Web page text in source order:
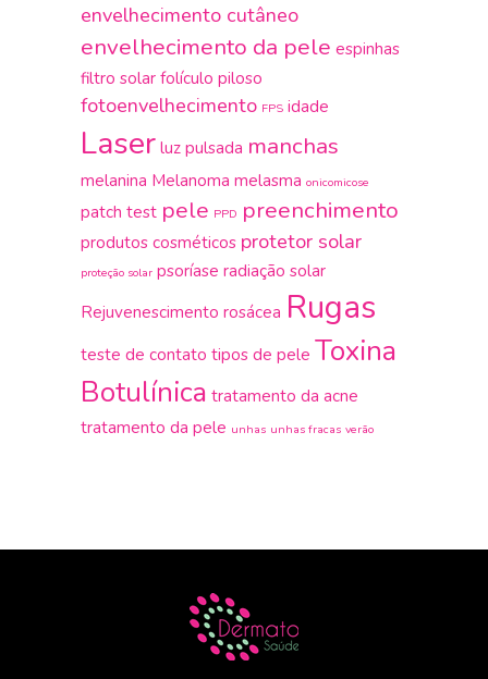
envelhecimento cutâneo
envelhecimento da pele espinhas
filtro solar folículo piloso
fotoenvelhecimento FPS idade
Laser luz pulsada manchas
melanina Melanoma melasma onicomicose
patch test pele PPD preenchimento
produtos cosméticos protetor solar
proteção solar psoríase radiação solar
Rejuvenescimento rosácea Rugas
teste de contato tipos de pele Toxina
Botulínica tratamento da acne
tratamento da pele unhas unhas fracas verão